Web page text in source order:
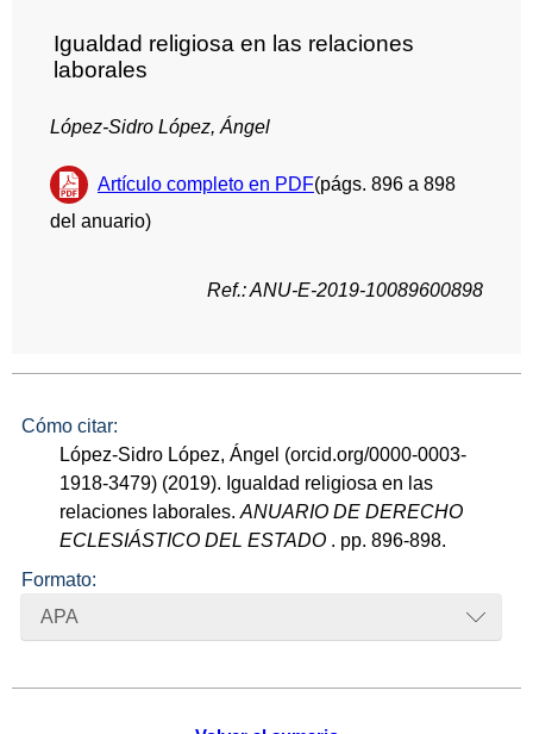
Igualdad religiosa en las relaciones
laborales
López-Sidro López, Ángel
Artículo completo en PDF(págs. 896 a 898
del anuario)
Ref.: ANU-E-2019-10089600898
Cómo citar:
López-Sidro López, Ángel (orcid.org/0000-0003-
1918-3479) (2019). Igualdad religiosa en las
relaciones laborales.ANUARIO DE DERECHO
ECLESIÁSTICO DEL ESTADO . pp. 896-898.
Formato:
APA